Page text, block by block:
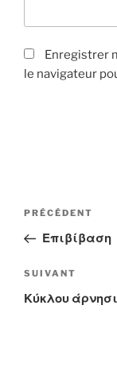
Enregistrer
le navigateur
Navigation
l’article
Article
précédent
PRÉCÉDENT
Επιβίβαση
Article
suivant
SUIVANT
Κύκλου